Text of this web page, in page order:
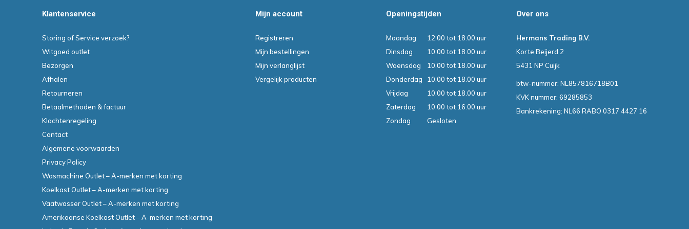
Klantenservice
Storing of Service verzoek?
Witgoed outlet
Bezorgen
Afhalen
Retourneren
Betaalmethoden & factuur
Klachtenregeling
Contact
Algemene voorwaarden
Privacy Policy
Wasmachine Outlet – A-merken met korting
Koelkast Outlet – A-merken met korting
Vaatwasser Outlet – A-merken met korting
Amerikaanse Koelkast Outlet – A-merken met korting
Mijn account
Registreren
Mijn bestellingen
Mijn verlanglijst
Vergelijk producten
Openingstijden
Maandag
12.00 tot 18.00 uur
Dinsdag
10.00 tot 18.00 uur
Woensdag
10.00 tot 18.00 uur
Donderdag
10.00 tot 18.00 uur
Vrijdag
10.00 tot 18.00 uur
Zaterdag
10.00 tot 16.00 uur
Zondag
Gesloten
Over ons
Hermans Trading B.V.
Korte Beijerd 2
5431 NP Cuijk
btw-nummer: NL857816718B01
KVK nummer: 69285853
Bankrekening: NL66 RABO 0317 4427 16